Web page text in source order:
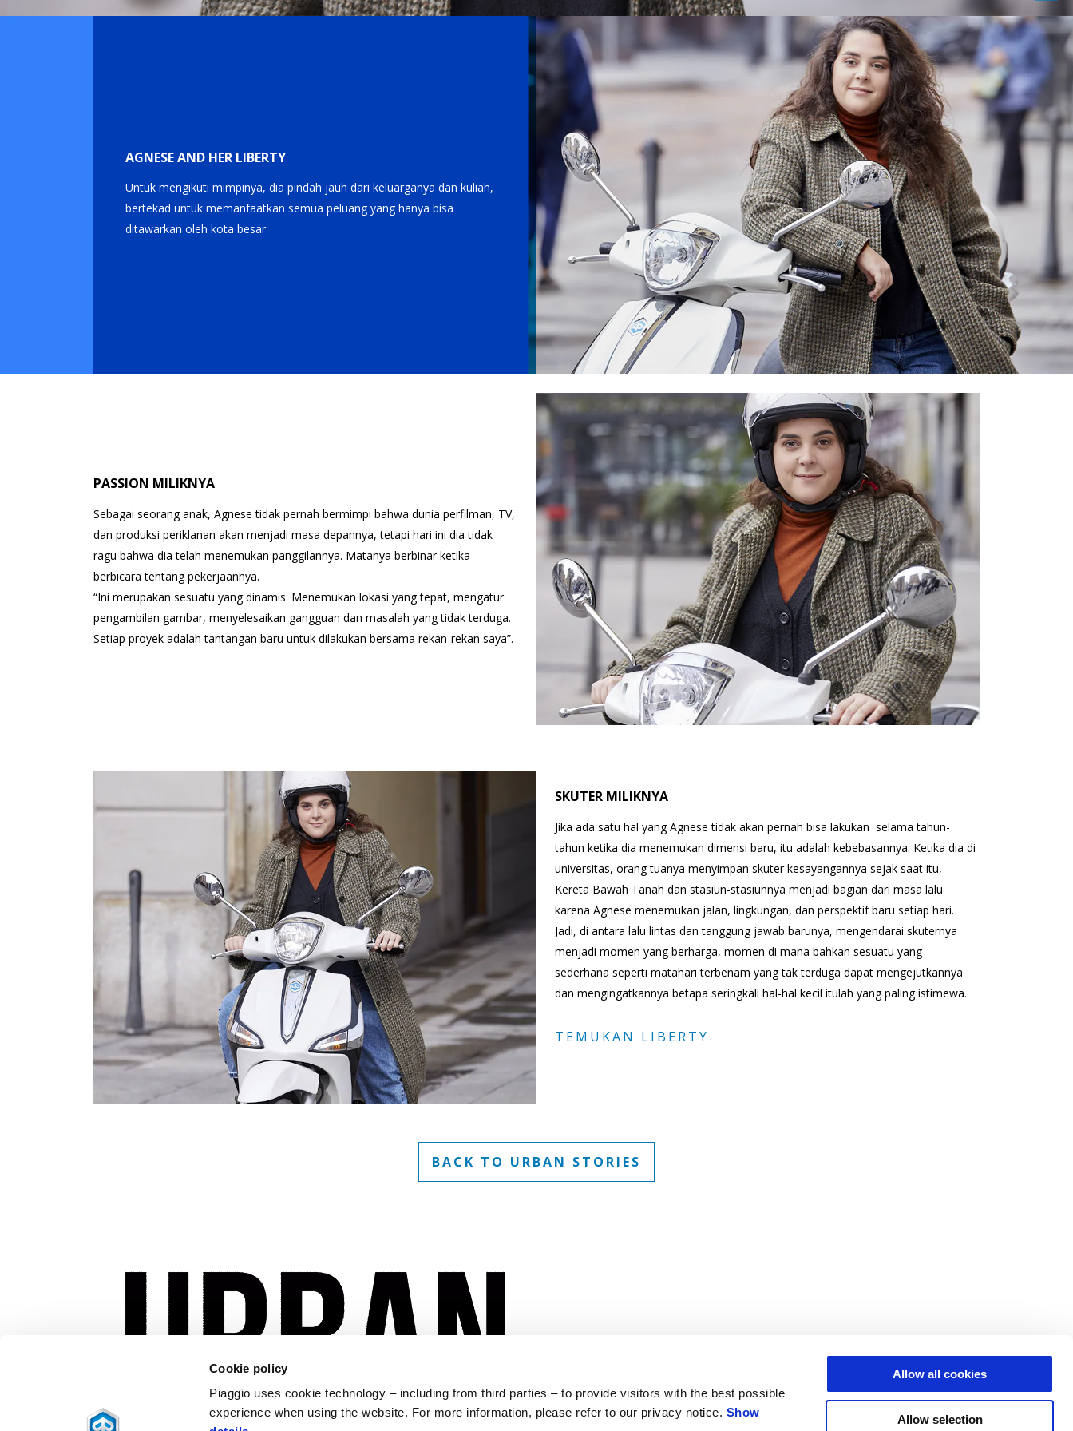
Cookie policy
Piaggio uses cookie technology – including from third parties – to provide visitors with the best possible
experience when using the website. For more information, please refer to our privacy notice. Show
Allow all cookies
Allow selection
Item
Item
AGNESE AND HER LIBERTY
Untuk mengikuti mimpinya, dia pindah jauh dari keluarganya dan kuliah,
bertekad untuk memanfaatkan semua peluang yang hanya bisa
ditawarkan oleh kota besar.
PASSION MILIKNYA
Sebagai seorang anak, Agnese tidak pernah bermimpi bahwa dunia perfilman, TV,
dan produksi periklanan akan menjadi masa depannya, tetapi hari ini dia tidak
ragu bahwa dia telah menemukan panggilannya. Matanya berbinar ketika
berbicara tentang pekerjaannya.
“Ini merupakan sesuatu yang dinamis. Menemukan lokasi yang tepat, mengatur
pengambilan gambar, menyelesaikan gangguan dan masalah yang tidak terduga.
Setiap proyek adalah tantangan baru untuk dilakukan bersama rekan-rekan saya”.
SKUTER MILIKNYA
Jika ada satu hal yang Agnese tidak akan pernah bisa lakukan selama tahun-
tahun ketika dia menemukan dimensi baru, itu adalah kebebasannya. Ketika dia di
universitas, orang tuanya menyimpan skuter kesayangannya sejak saat itu,
Kereta Bawah Tanah dan stasiun-stasiunnya menjadi bagian dari masa lalu
karena Agnese menemukan jalan, lingkungan, dan perspektif baru setiap hari.
Jadi, di antara lalu lintas dan tanggung jawab barunya, mengendarai skuternya
menjadi momen yang berharga, momen di mana bahkan sesuatu yang
sederhana seperti matahari terbenam yang tak terduga dapat mengejutkannya
dan mengingatkannya betapa seringkali hal-hal kecil itulah yang paling istimewa.
TEMUKAN LIBERTY
BACK TO URBAN STORIES
Apakah Anda memiliki Cerita Urban
yang ingin Anda bagikan?